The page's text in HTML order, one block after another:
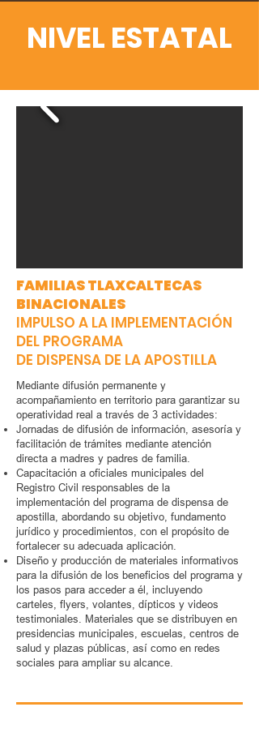
NIVEL ESTATAL
FAMILIAS TLAXCALTECAS
BINACIONALES
IMPULSO A LA IMPLEMENTACIÓN
DEL PROGRAMA
DE DISPENSA DE LA APOSTILLA
Mediante difusión permanente y
acompañamiento en territorio para garantizar su
operatividad real a través de 3 actividades:
Jornadas de difusión de información, asesoría y
facilitación de trámites mediante atención
directa a madres y padres de familia.
Capacitación a oficiales municipales del
Registro Civil responsables de la
implementación del programa de dispensa de
apostilla, abordando su objetivo, fundamento
jurídico y procedimientos, con el propósito de
fortalecer su adecuada aplicación.
Diseño y producción de materiales informativos
para la difusión de los beneficios del programa y
los pasos para acceder a él, incluyendo
carteles, flyers, volantes, dípticos y videos
testimoniales. Materiales que se distribuyen en
presidencias municipales, escuelas, centros de
salud y plazas públicas, así como en redes
sociales para ampliar su alcance.